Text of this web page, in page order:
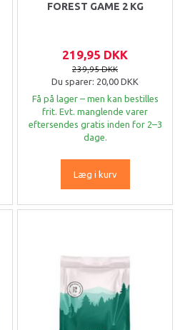
FOREST GAME 2 KG
219,95 DKK
239,95 DKK
Du sparer: 20,00 DKK
Få på lager – men kan bestilles
frit. Evt. manglende varer
eftersendes gratis inden for 2–3
dage.
Læg i kurv